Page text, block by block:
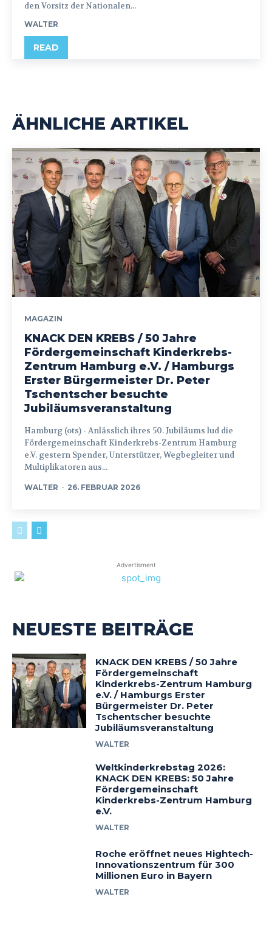
den Vorsitz der Nationalen...
WALTER
READ
ÄHNLICHE ARTIKEL
MAGAZIN
KNACK DEN KREBS / 50 Jahre
Fördergemeinschaft Kinderkrebs-
Zentrum Hamburg e.V. / Hamburgs
Erster Bürgermeister Dr. Peter
Tschentscher besuchte
Jubiläumsveranstaltung
Hamburg (ots) - Anlässlich ihres 50. Jubiläums lud die
Fördergemeinschaft Kinderkrebs-Zentrum Hamburg
e.V. gestern Spender, Unterstützer, Wegbegleiter und
Multiplikatoren aus...
WALTER - 26. FEBRUAR 2026
Advertisment
NEUESTE BEITRÄGE
KNACK DEN KREBS / 50 Jahre
Fördergemeinschaft
Kinderkrebs-Zentrum Hamburg
e.V. / Hamburgs Erster
Bürgermeister Dr. Peter
Tschentscher besuchte
Jubiläumsveranstaltung
WALTER
Weltkinderkrebstag 2026:
KNACK DEN KREBS: 50 Jahre
Fördergemeinschaft
Kinderkrebs-Zentrum Hamburg
e.V.
WALTER
Roche eröffnet neues Hightech-
Innovationszentrum für 300
Millionen Euro in Bayern
WALTER